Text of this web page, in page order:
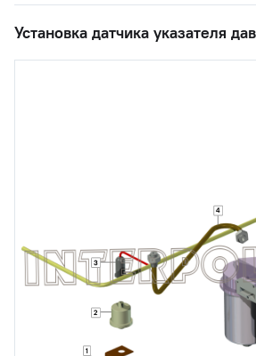
Установка датчика указателя
1
2
3
4